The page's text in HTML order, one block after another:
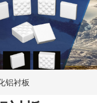
铝衬板